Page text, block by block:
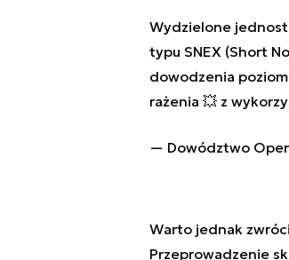
Wydzielone
typu SNEX (Short
dowodzenia
rażenia 💥 z
— Dowództwo
Warto jednak
Przeprowadzenie